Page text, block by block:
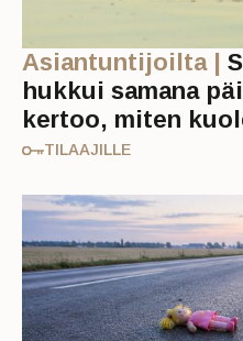
Asiantuntijoilta |
hukkui samana
kertoo, miten
TILAAJILLE